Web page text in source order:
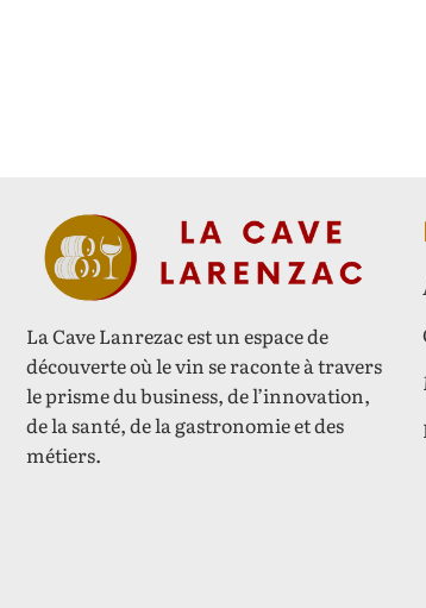
La Cave Lanrezac est un espace de
découverte où le vin se raconte à travers
le prisme du business, de l’innovation,
de la santé, de la gastronomie et des
métiers.